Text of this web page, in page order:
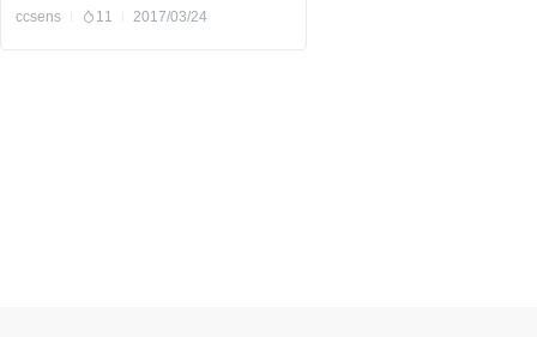
加速度传感器的研发
ccsens 11 2017/03/24